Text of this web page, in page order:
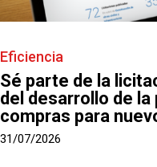
Eficiencia
Sé parte de la
del desarrollo de
compras para
31/07/2026